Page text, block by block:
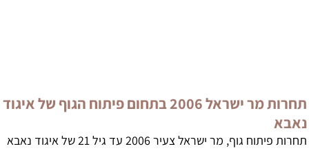
תחרות מר ישראל 2006 בתחום פיתוח הגוף של איגוד
גוף, מר ישראל צעיר 2006 עד גיל 21 של איגוד נאבא